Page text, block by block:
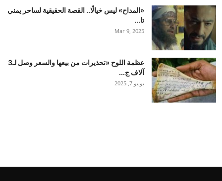
«المداح» ليس خيالًا.. القصة الحقيقية لساحر يمني
تا...
Mar 9, 2025
عظمة اللوح «تحذيرات من بيعها والسعر وصل لـ3
آلاف ج...
يونيو 7, 2025